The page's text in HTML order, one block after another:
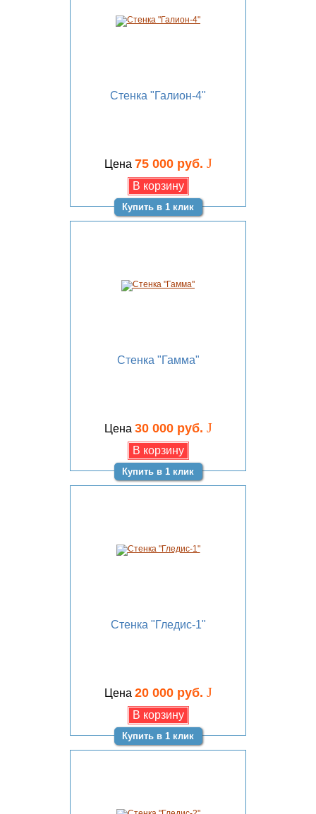
Стенка "Галион-4"
Цена 75 000 руб. J
Купить в 1 клик
Стенка "Гамма"
Цена 30 000 руб. J
Купить в 1 клик
Стенка "Гледис-1"
Цена 20 000 руб. J
Купить в 1 клик